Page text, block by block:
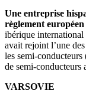
Une entreprise
règlement
ibérique
avait rejoint l’une
les semi-
de semi-conducteurs
VARSOVIE